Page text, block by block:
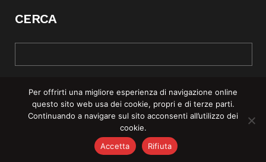
CERCA
© COPYRIGHT 2025 | REBEL MAG —
POLICY
Per offrirti una migliore esperienza di navigazione online
questo sito web usa dei cookie, propri e di terze parti.
Continuando a navigare sul sito acconsenti all’utilizzo dei
cookie.
Accetta
Rifiuta